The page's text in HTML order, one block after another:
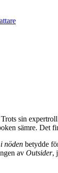
Trots sin
sämre. Det
nöden betydde
av Outsider,